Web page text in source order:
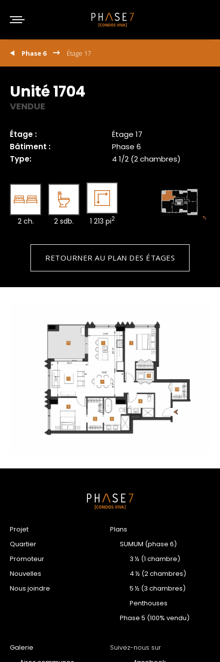
Phase 6 Étage 17
Unité 1704
VENDUE
Étage :
Étage 17
Bâtiment :
Phase 6
Type:
4 1/2 (2 chambres)
2 ch. 2 sdb. 1 213 pi2
RETOURNER AU PLAN DES ÉTAGES
Projet
Quartier
Promoteur
Nouvelles
Nous joindre
Plans
SUMUM (phase 6)
3 ½ (1 chambre)
4 ½ (2 chambres)
5 ½ (3 chambres)
Penthouses
Phase 5 (100% vendu)
Galerie
Suivez-nous sur